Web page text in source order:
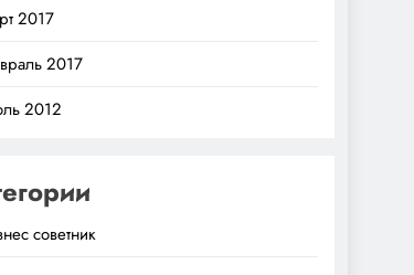
2017
2017
2012
советник